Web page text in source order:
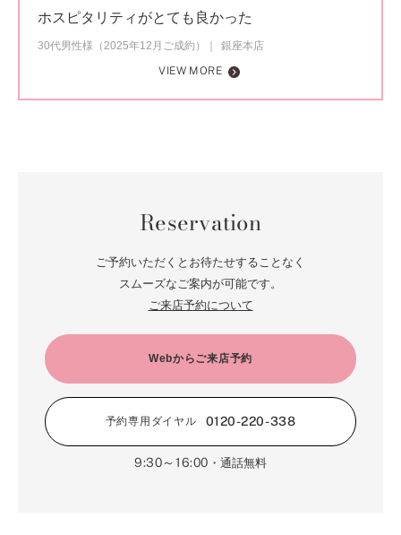
ホスピタリティがとても良かった
30代男性様（2025年12月ご成約）
銀座本店
VIEW MORE
Reservation
ご予約いただくとお待たせすることなく
スムーズなご案内が可能です。
ご来店予約について
Webからご来店予約
予約専用ダイヤル 0120-220-338
9:30～16:00 ・通話無料